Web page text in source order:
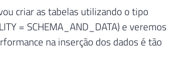
INT
criar as tabelas utilizando o tipo
= SCHEMA_AND_DATA) e veremos
na inserção dos dados é tão